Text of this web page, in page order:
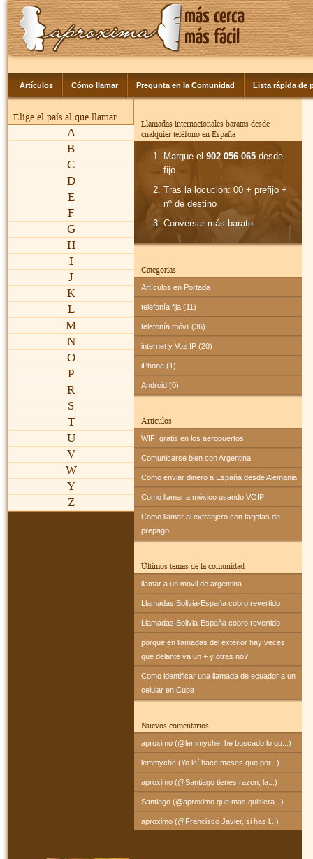
Artículos Cómo llamar Pregunta en la Comunidad Lista rápida de
Elige el país al que llamar
A
B
C
D
E
F
G
H
I
J
K
L
M
N
O
P
R
S
T
U
V
W
Y
Z
Llamadas internacionales baratas desde
cualquier teléfono en España
Marque el902 056 065 desde
fijo
Tras la locución: 00 + prefijo +
nº de destino
Conversar más barato
Categorías
Artículos en Portada
telefonía fija (11)
telefonía móvil (36)
internet y Voz IP (20)
iPhone (1)
Android (0)
Artículos
WIFI gratis en los aeropuertos
Comunicarse bien con Argentina
Como enviar dinero a España desde Alemania
Como llamar a méxico usando VOIP
Como llamar al extranjero con tarjetas de
prepago
Últimos temas de la comunidad
llamar a un movil de argentina
Llamadas Bolivia-España cobro revertido
Llamadas Bolivia-España cobro revertido
porque en llamadas del exterior hay veces
que delante va un + y otras no?
Como identificar una llamada de ecuador a un
celular en Cuba
Nuevos comentarios
aproximo (@lemmyche, he buscado lo qu...)
lemmyche (Yo leí hace meses que por...)
aproximo (@Santiago tienes razón, la...)
Santiago (@aproximo que mas quisiera...)
aproximo (@Francisco Javier, si has l...)